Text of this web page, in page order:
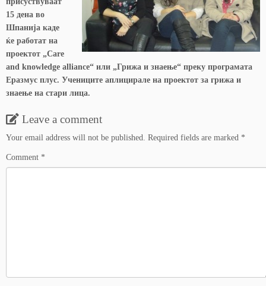
15 дена во
Шпанија каде
ќе работат на
проектот „Care
and knowledge alliance“ или „Грижа и знаење“ преку програмата
Еразмус плус. Учениците аплицирале на проектот за грижа и
знаење на стари лица.
Leave a comment
Your email address will not be published. Required fields are marked *
Comment *